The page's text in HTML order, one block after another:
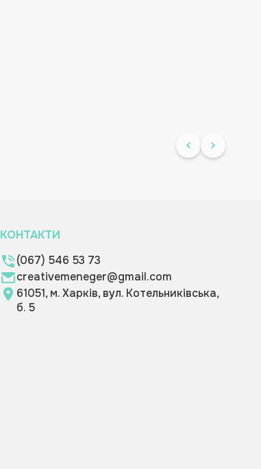
КОНТАКТИ
(067) 546 53 73
creativemeneger@gmail.com
61051, м. Харків, вул. Котельниківська,
б. 5